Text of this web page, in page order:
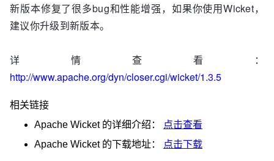
新版本修复了很多bug和性能增强，如果你使用Wicket，
建议你升级到新版本。
详情查看：
http://www.apache.org/dyn/closer.cgi/wicket/1.3.5
相关链接
Apache Wicket的详细介绍：
点击查看
Apache Wicket的下载地址： 点击下载